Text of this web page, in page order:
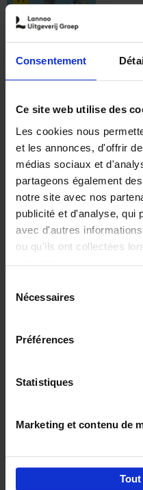
Consentement
Ce site web utilise des
Les cookies nous
et les annonces, d'offrir
médias sociaux et
partageons également
notre site avec nos
publicité et d'analyse, qui
avec d'autres
ou qu'ils ont collectées
Nécessaires
Préférences
Statistiques
Marketing et contenu de
€
Jochen
€